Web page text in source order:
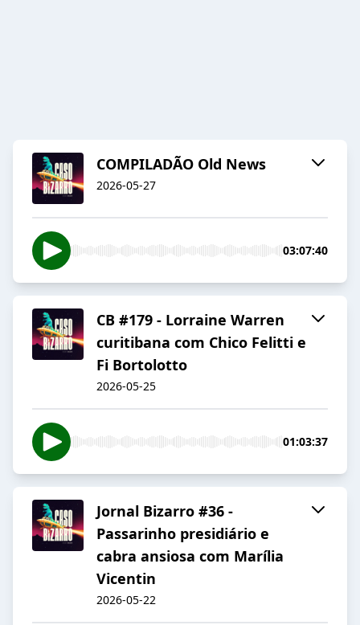
COMPILADÃO Old News
2026-05-27
03:07:40
CB #179 - Lorraine Warren
curitibana com Chico Felitti e
Fi Bortolotto
2026-05-25
01:03:37
Jornal Bizarro #36 -
Passarinho presidiário e
cabra ansiosa com Marília
Vicentin
2026-05-22